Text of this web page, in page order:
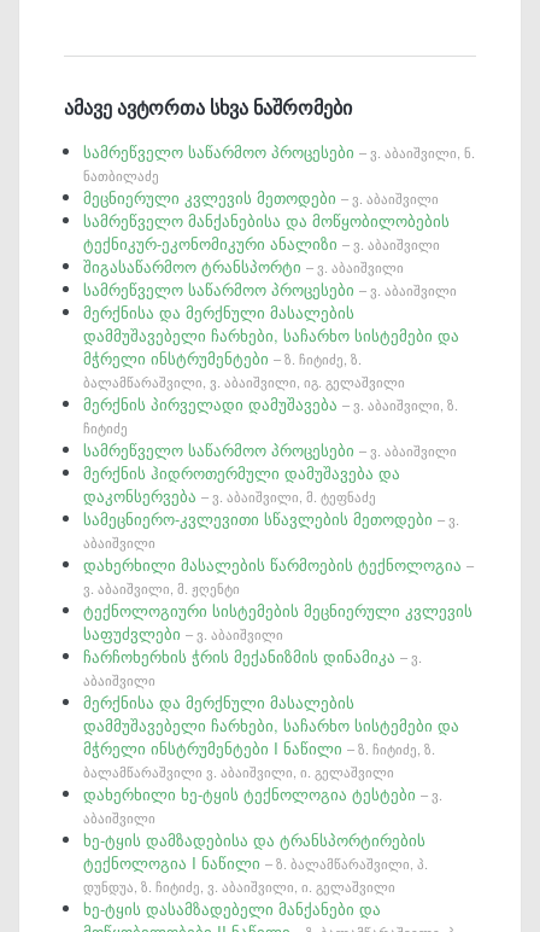
ამავე ავტორთა სხვა ნაშრომები
სამრეწველო საწარმოო პროცესები– ვ. აბაიშვილი, ნ.
ნათბილაძე
მეცნიერული კვლევის მეთოდები– ვ. აბაიშვილი
სამრეწველო მანქანებისა და მოწყობილობების
ტექნიკურ-ეკონომიკური ანალიზი– ვ. აბაიშვილი
შიგასაწარმოო ტრანსპორტი– ვ. აბაიშვილი
სამრეწველო საწარმოო პროცესები– ვ. აბაიშვილი
მერქნისა და მერქნული მასალების
დამმუშავებელი ჩარხები, საჩარხო სისტემები და
მჭრელი ინსტრუმენტები– ზ. ჩიტიძე, ზ.
ბალამწარაშვილი, ვ. აბაიშვილი, იგ. გელაშვილი
მერქნის პირველადი დამუშავება– ვ. აბაიშვილი, ზ.
ჩიტიძე
სამრეწველო საწარმოო პროცესები– ვ. აბაიშვილი
მერქნის ჰიდროთერმული დამუშავება და
დაკონსერვება– ვ. აბაიშვილი, მ. ტეფნაძე
სამეცნიერო-კვლევითი სწავლების მეთოდები– ვ.
აბაიშვილი
დახერხილი მასალების წარმოების ტექნოლოგია–
ვ. აბაიშვილი, მ. ჟღენტი
ტექნოლოგიური სისტემების მეცნიერული კვლევის
საფუძვლები– ვ. აბაიშვილი
ჩარჩოხერხის ჭრის მექანიზმის დინამიკა– ვ.
აბაიშვილი
მერქნისა და მერქნული მასალების
დამმუშავებელი ჩარხები, საჩარხო სისტემები და
მჭრელი ინსტრუმენტები I ნაწილი– ზ. ჩიტიძე, ზ.
ბალამწარაშვილი ვ. აბაიშვილი, ი. გელაშვილი
დახერხილი ხე-ტყის ტექნოლოგია ტესტები– ვ.
აბაიშვილი
ხე-ტყის დამზადებისა და ტრანსპორტირების
ტექნოლოგია I ნაწილი– ზ. ბალამწარაშვილი, პ.
დუნდუა, ზ. ჩიტიძე, ვ. აბაიშვილი, ი. გელაშვილი
ხე-ტყის დასამზადებელი მანქანები და